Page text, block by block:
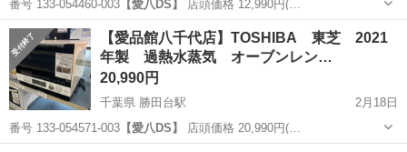
番号 133-054460-003【愛八DS】 店頭価格 12,990円(…
千葉 八千代市 勝田台駅 キッチン家電 備長炭
【愛品館八千代店】TOSHIBA 東芝 2021
年製 過熱水蒸気 オーブンレン…
20,990円
千葉県 勝田台駅
2月18日
番号 133-054571-003【愛八DS】 店頭価格 20,990円(…